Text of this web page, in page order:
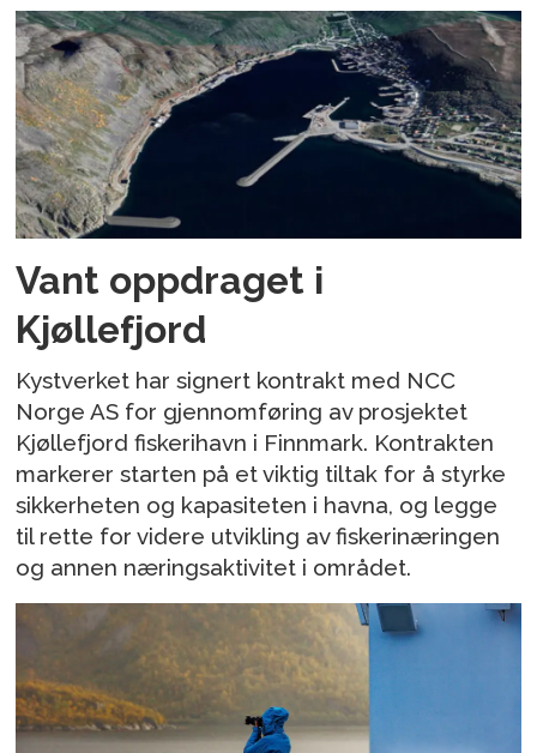
Vant oppdraget i
Kjøllefjord
Kystverket har signert kontrakt med NCC
Norge AS for gjennomføring av prosjektet
Kjøllefjord fiskerihavn i Finnmark. Kontrakten
markerer starten på et viktig tiltak for å styrke
sikkerheten og kapasiteten i havna, og legge
til rette for videre utvikling av fiskerinæringen
og annen næringsaktivitet i området.